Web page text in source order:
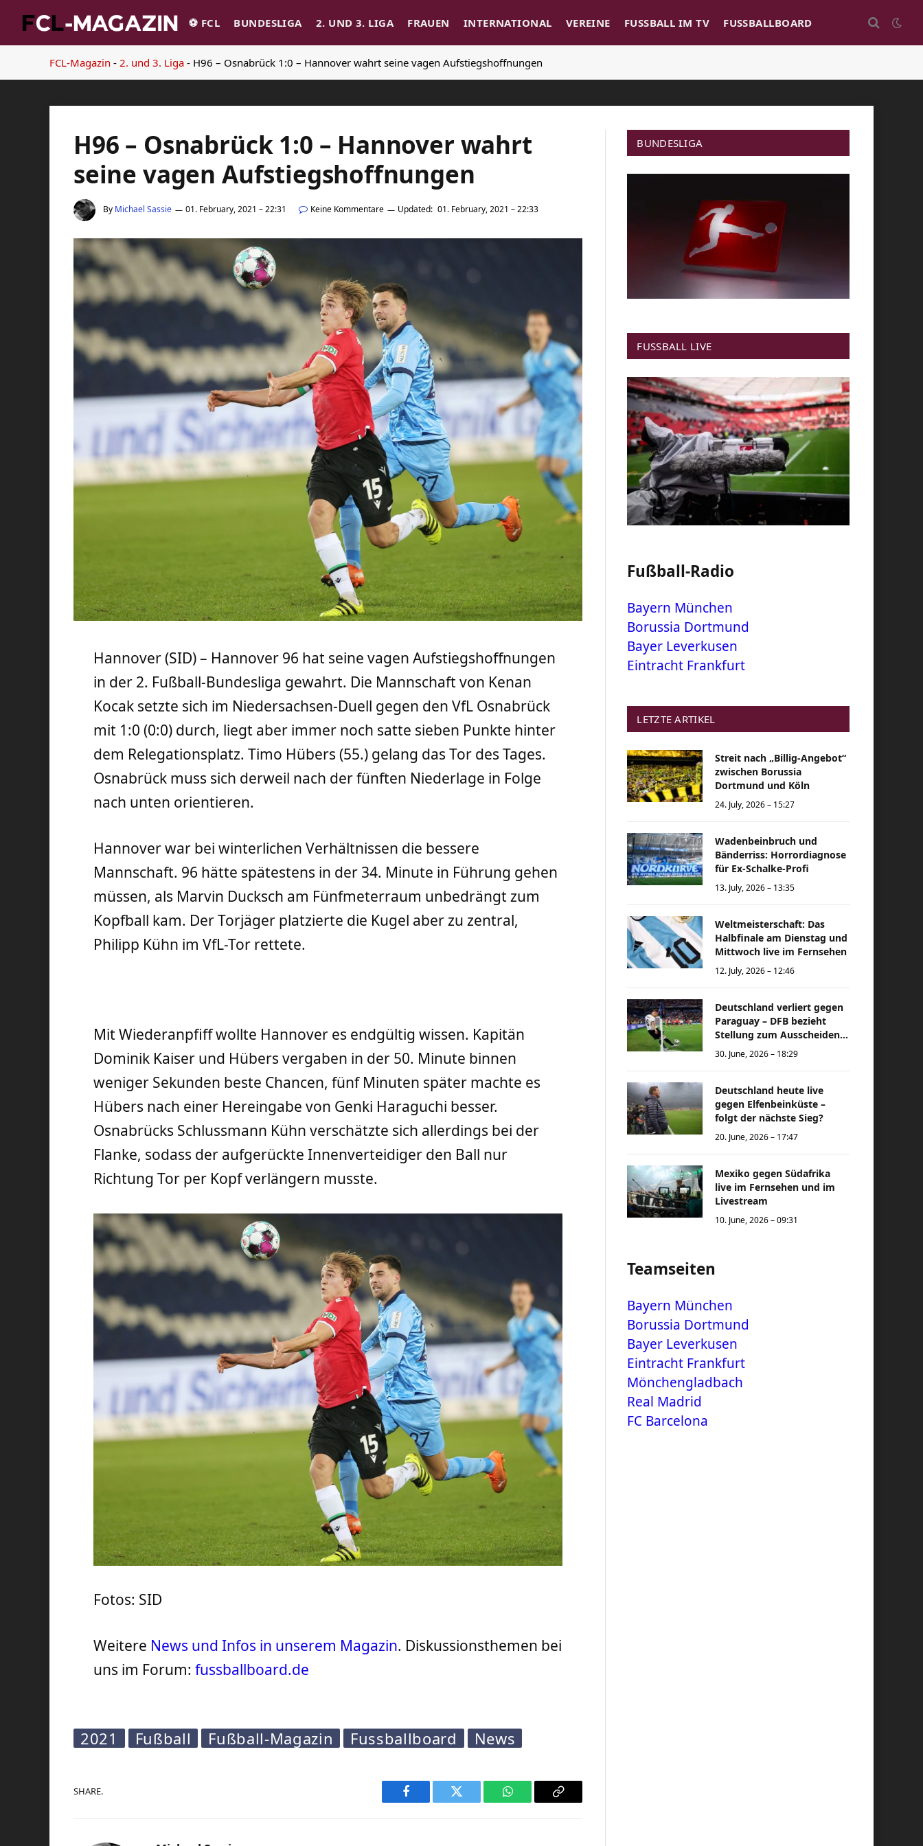
⚽️ FCL BUNDESLIGA 2. UND 3. LIGA FRAUEN INTERNATIONAL VEREINE FUSSBALL IM TV FUSSBALLBOARD
FCL-Magazin - 2. und 3. Liga - H96 – Osnabrück 1:0 – Hannover wahrt seine vagen Aufstiegshoffnungen
H96 – Osnabrück 1:0 – Hannover wahrt
seine vagen Aufstiegshoffnungen
By Michael Sassie 01. February, 2021 – 22:31 Keine Kommentare Updated: 01. February, 2021 – 22:33
Hannover (SID) – Hannover 96 hat seine vagen Aufstiegshoffnungen
in der 2. Fußball-Bundesliga gewahrt. Die Mannschaft von Kenan
Kocak setzte sich im Niedersachsen-Duell gegen den VfL Osnabrück
mit 1:0 (0:0) durch, liegt aber immer noch satte sieben Punkte hinter
dem Relegationsplatz. Timo Hübers (55.) gelang das Tor des Tages.
Osnabrück muss sich derweil nach der fünften Niederlage in Folge
nach unten orientieren.
Hannover war bei winterlichen Verhältnissen die bessere
Mannschaft. 96 hätte spätestens in der 34. Minute in Führung gehen
müssen, als Marvin Ducksch am Fünfmeterraum unbedrängt zum
Kopfball kam. Der Torjäger platzierte die Kugel aber zu zentral,
Philipp Kühn im VfL-Tor rettete.
Mit Wiederanpfiff wollte Hannover es endgültig wissen. Kapitän
Dominik Kaiser und Hübers vergaben in der 50. Minute binnen
weniger Sekunden beste Chancen, fünf Minuten später machte es
Hübers nach einer Hereingabe von Genki Haraguchi besser.
Osnabrücks Schlussmann Kühn verschätzte sich allerdings bei der
Flanke, sodass der aufgerückte Innenverteidiger den Ball nur
Richtung Tor per Kopf verlängern musste.
Fotos: SID
Weitere News und Infos in unserem Magazin. Diskussionsthemen bei
uns im Forum:fussballboard.de
2021 Fußball Fußball-Magazin Fussballboard News
SHARE.
Facebook Twitter WhatsAppCopy
BUNDESLIGA
FUSSBALL LIVE
Fußball-Radio
Bayern München
Borussia Dortmund
Bayer Leverkusen
Eintracht Frankfurt
LETZTE ARTIKEL
Streit nach „Billig-Angebot“
zwischen Borussia
Dortmund und Köln
24. July, 2026 – 15:27
Wadenbeinbruch und
Bänderriss: Horrordiagnose
für Ex-Schalke-Profi
13. July, 2026 – 13:35
Weltmeisterschaft: Das
Halbfinale am Dienstag und
Mittwoch live im Fernsehen
12. July, 2026 – 12:46
Deutschland verliert gegen
Paraguay – DFB bezieht
Stellung zum Ausscheiden
bei der Weltmeisterschaft
30. June, 2026 – 18:29
Deutschland heute live
gegen Elfenbeinküste –
folgt der nächste Sieg?
20. June, 2026 – 17:47
Mexiko gegen Südafrika
live im Fernsehen und im
Livestream
10. June, 2026 – 09:31
Teamseiten
Bayern München
Borussia Dortmund
Bayer Leverkusen
Eintracht Frankfurt
Mönchengladbach
Real Madrid
FC Barcelona